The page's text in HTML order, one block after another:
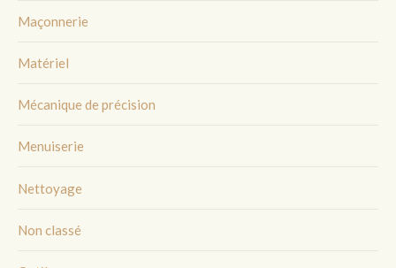
Maçonnerie
Matériel
Mécanique de précision
Menuiserie
Nettoyage
Non classé